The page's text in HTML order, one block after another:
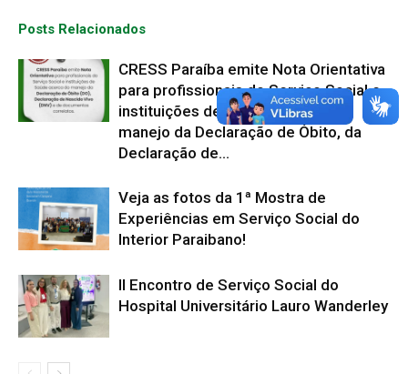
Posts Relacionados
CRESS Paraíba emite Nota Orientativa
para profissionais do Serviço Social e
instituições de saúde acerca do
manejo da Declaração de Óbito, da
Declaração de...
Veja as fotos da 1ª Mostra de
Experiências em Serviço Social do
Interior Paraibano!
II Encontro de Serviço Social do
Hospital Universitário Lauro Wanderley